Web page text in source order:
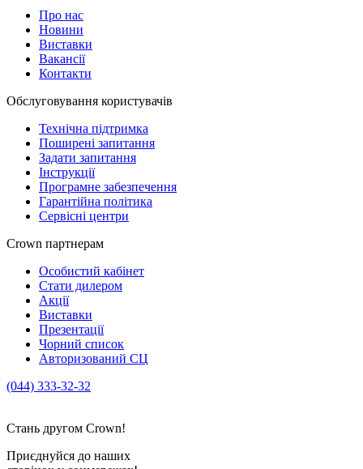
Про нас
Новини
Виставки
Вакансії
Контакти
Обслуговування користувачів
Технічна підтримка
Поширені запитання
Задати запитання
Інструкції
Програмне забезпечення
Гарантійна політика
Сервісні центри
Crown партнерам
Особистий кабінет
Стати дилером
Акції
Виставки
Презентації
Чорний список
Авторизований СЦ
(044) 333-32-32
Стань другом Crown!
Приєднуйся до наших